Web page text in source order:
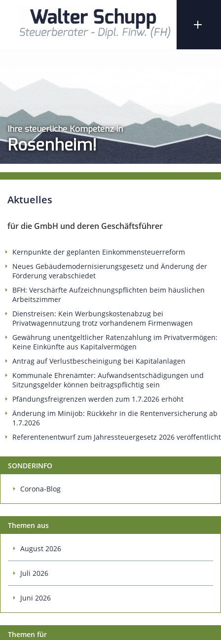
Ihre steuerliche Kompetenz in
Rosenheim!
Aktuelles
für die GmbH und deren Geschäftsführer
Kernpunkte der geplanten Einkommensteuerreform
Neues Gebäude­moderni­sierungs­gesetz und Änderung der
Förderung verabschiedet
BFH: Verschärfte Aufzeichnungspflichten beim häuslichen
Arbeitszimmer
Dienstreisen: Kein Werbungskostenabzug bei
Privatwagennutzung trotz vorhandenem Firmenwagen
Gewährung unentgeltlicher Ratenzahlung im Privatvermögen:
Keine Einkünfte aus Kapitalvermögen
Antrag auf Verlustbescheinigung bei Kapitalanlagen
Kommunale Ehrenämter: Aufwandsentschädigungen und
Sitzungsgelder können beitragspflichtig sein
Pfändungsfreigrenzen werden zum 1.7.2026 erhöht
Änderung im Minijob: Rückkehr in die Rentenversicherung ab
1.7.2026
Referentenentwurf zum Jahressteuergesetz 2026 veröffentlicht
SONDERINFO
Corona-Blog
Themen aus
August 2026
Juli 2026
Juni 2026
Themen für